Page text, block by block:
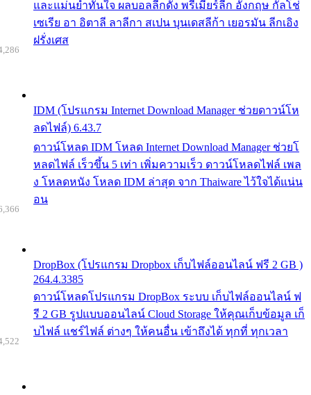
และแม่นยำทันใจ ผลบอลลีกดัง พรีเมียร์ลีก อังกฤษ กัลโช่
เซเรีย อา อิตาลี ลาลีกา สเปน บุนเดสลีก้า เยอรมัน ลีกเอิง
ฝรั่งเศส
IDM (โปรแกรม Internet Download Manager ช่วยดาวน์โห
ลดไฟล์) 6.43.7
ดาวน์โหลด IDM โหลด Internet Download Manager ช่วยโ
หลดไฟล์ เร็วขึ้น 5 เท่า เพิ่มความเร็ว ดาวน์โหลดไฟล์ เพล
ง โหลดหนัง โหลด IDM ล่าสุด จาก Thaiware ไว้ใจได้แน่น
อน
DropBox (โปรแกรม Dropbox เก็บไฟล์ออนไลน์ ฟรี 2 GB )
264.4.3385
ดาวน์โหลดโปรแกรม DropBox ระบบ เก็บไฟล์ออนไลน์ ฟ
รี 2 GB รูปแบบออนไลน์ Cloud Storage ให้คุณเก็บข้อมูล เก็
บไฟล์ แชร์ไฟล์ ต่างๆ ให้คนอื่น เข้าถึงได้ ทุกที่ ทุกเวลา